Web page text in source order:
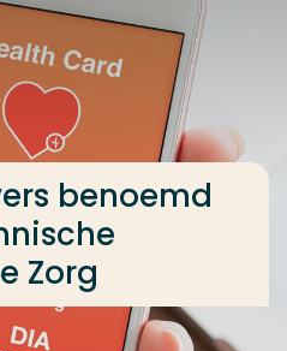
tot lector
benoemd
Zorg